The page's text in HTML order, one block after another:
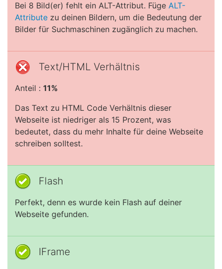
Bei 8 Bild(er) fehlt ein ALT-Attribut. Füge ALT-
Attribute zu deinen Bildern, um die Bedeutung der
Bilder für Suchmaschinen zugänglich zu machen.
Text/HTML Verhältnis
Anteil : 11%
Das Text zu HTML Code Verhältnis dieser
Webseite ist niedriger als 15 Prozent, was
bedeutet, dass du mehr Inhalte für deine Webseite
schreiben solltest.
Flash
Perfekt, denn es wurde kein Flash auf deiner
Webseite gefunden.
IFrame